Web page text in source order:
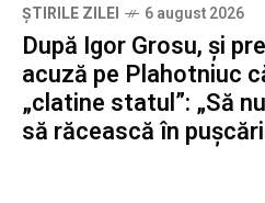
ȘTIRILE ZILEI 6 august 2026
După Igor Grosu, și
acuză pe Plahotniuc
„clatine statul”: „Să
să răcească în